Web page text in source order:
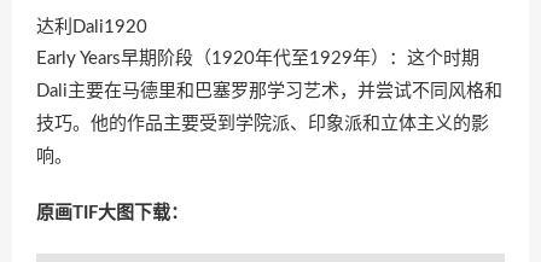
达利Dali1920
Early Years早期阶段（1920年代至1929年）：这个时期
Dali主要在马德里和巴塞罗那学习艺术，并尝试不同风格和
技巧。他的作品主要受到学院派、印象派和立体主义的影
响。
原画TIF大图下载：